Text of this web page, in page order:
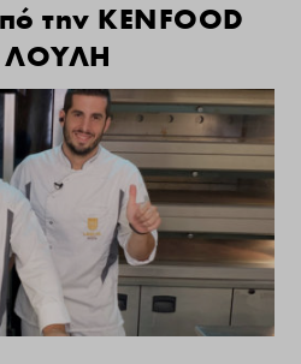
την KENFOOD
ΛΟΥΛΗ